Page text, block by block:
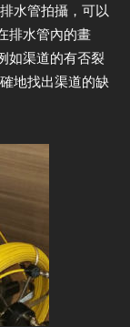
水管拍攝，可以
排水管內的畫
如渠道的有否裂
地找出渠道的缺